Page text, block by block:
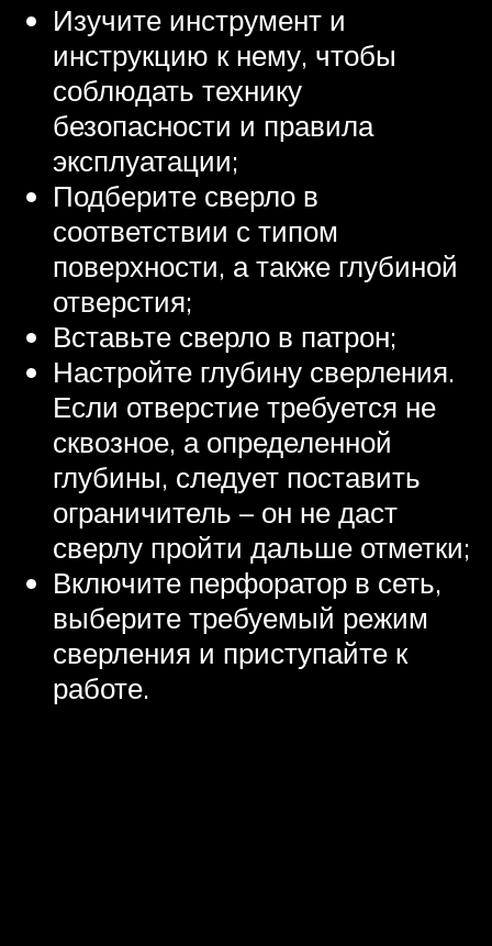
Изучите инструмент и
инструкцию к нему, чтобы
соблюдать технику
безопасности и правила
эксплуатации;
Подберите сверло в
соответствии с типом
поверхности, а также глубиной
отверстия;
Вставьте сверло в патрон;
Настройте глубину сверления.
Если отверстие требуется не
сквозное, а определенной
глубины, следует поставить
ограничитель – он не даст
сверлу пройти дальше отметки;
Включите перфоратор в сеть,
выберите требуемый режим
сверления и приступайте к
работе.